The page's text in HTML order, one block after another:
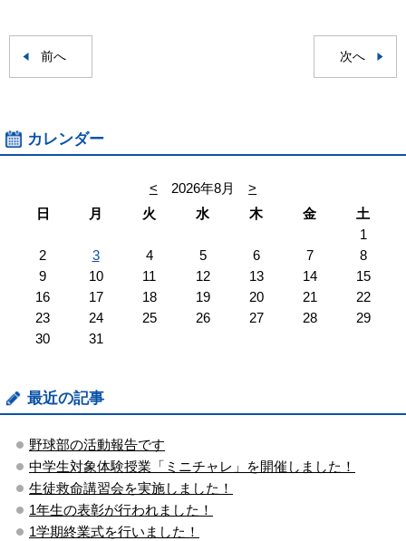
前へ 次へ
カレンダー
< 2026年8月
>
日
月 火 水 木 金
土
1
2
3 4 5 6 7
8
9
10 11 12 13 14
15
16
17 18 19 20 21
22
23
24 25 26 27 28
29
30
31
最近の記事
野球部の活動報告です
中学生対象体験授業「ミニチャレ」を開催しました！
生徒救命講習会を実施しました！
1年生の表彰が行われました！
1学期終業式を行いました！